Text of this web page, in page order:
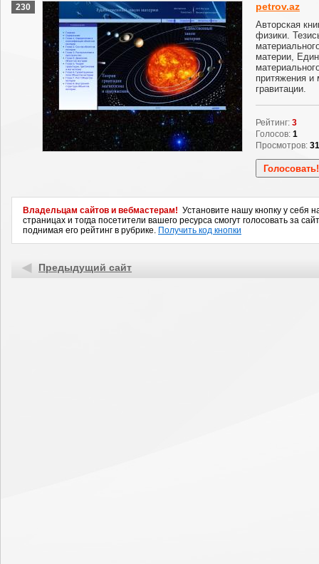
230 petrov.az
Авторская
физики.
материи,
притяжения и
гравитации.
Рейтинг: 3
Голосов: 1
Просмотров:
Владельцам сайтов и вебмастерам! Установите нашу кнопку у себя
страницах и тогда посетители вашего ресурса смогут голосовать за
поднимая его рейтинг в рубрике. Получить код кнопки
Предыдущий сайт